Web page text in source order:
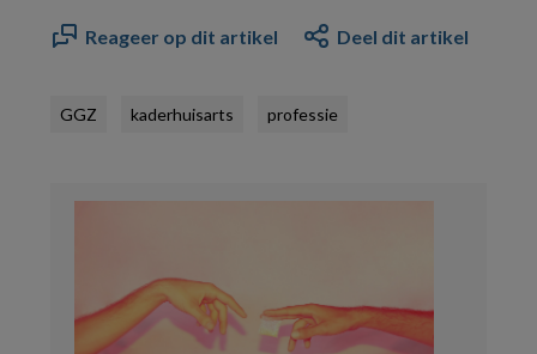
Reageer op dit artikel Deel dit artikel
GGZ kaderhuisarts professie